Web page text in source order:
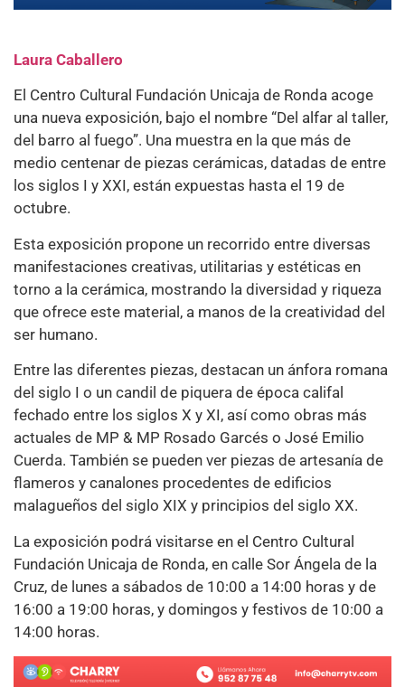
Laura Caballero
El Centro Cultural Fundación Unicaja de Ronda acoge
una nueva exposición, bajo el nombre “Del alfar al taller,
del barro al fuego”. Una muestra en la que más de
medio centenar de piezas cerámicas, datadas de entre
los siglos I y XXI, están expuestas hasta el 19 de
octubre.
Esta exposición propone un recorrido entre diversas
manifestaciones creativas, utilitarias y estéticas en
torno a la cerámica, mostrando la diversidad y riqueza
que ofrece este material, a manos de la creatividad del
ser humano.
Entre las diferentes piezas, destacan un ánfora romana
del siglo I o un candil de piquera de época califal
fechado entre los siglos X y XI, así como obras más
actuales de MP & MP Rosado Garcés o José Emilio
Cuerda. También se pueden ver piezas de artesanía de
flameros y canalones procedentes de edificios
malagueños del siglo XIX y principios del siglo XX.
La exposición podrá visitarse en el Centro Cultural
Fundación Unicaja de Ronda, en calle Sor Ángela de la
Cruz, de lunes a sábados de 10:00 a 14:00 horas y de
16:00 a 19:00 horas, y domingos y festivos de 10:00 a
14:00 horas.